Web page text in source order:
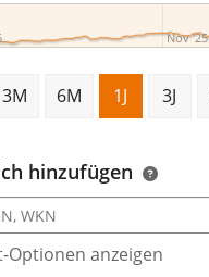
Nov '25
3M 6M 1J 3J
hinzufügen
Optionen anzeigen